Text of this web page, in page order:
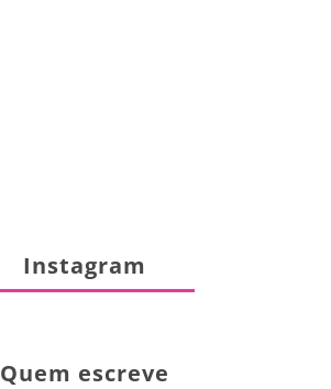
Instagram
Quem escreve